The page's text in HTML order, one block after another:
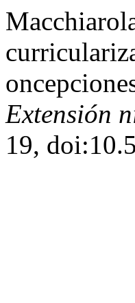
Extensión
19,